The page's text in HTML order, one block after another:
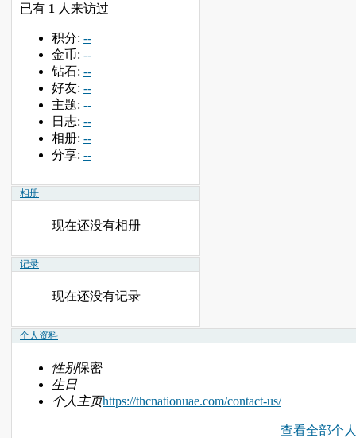
已有 1 人来访过
积分: --
金币: --
钻石: --
好友: --
主题: --
日志: --
相册: --
分享: --
相册
现在还没有相册
记录
现在还没有记录
个人资料
性别保密
生日
个人主页https://thcnationuae.com/contact-us/
查看全部个